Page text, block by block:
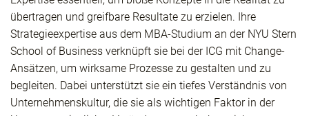
übertragen und greifbare Resultate zu erzielen. Ihre
Strategieexpertise aus dem MBA-Studium an der NYU Stern
School of Business verknüpft sie bei der ICG mit Change-
Ansätzen, um wirksame Prozesse zu gestalten und zu
begleiten. Dabei unterstützt sie ein tiefes Verständnis von
Unternehmenskultur, die sie als wichtigen Faktor in der